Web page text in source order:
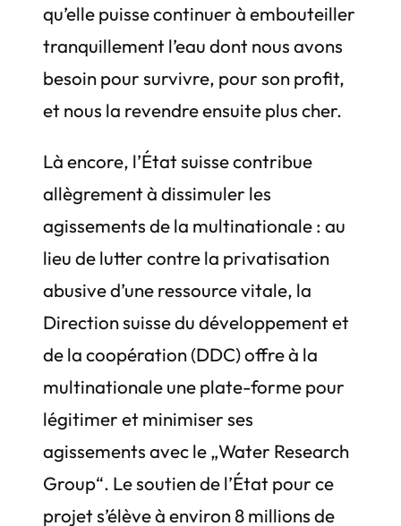
qu’elle puisse continuer à embouteiller
tranquillement l’eau dont nous avons
besoin pour survivre, pour son profit,
et nous la revendre ensuite plus cher.
Là encore, l’État suisse contribue
allègrement à dissimuler les
agissements de la multinationale : au
lieu de lutter contre la privatisation
abusive d’une ressource vitale, la
Direction suisse du développement et
de la coopération (DDC) offre à la
multinationale une plate-forme pour
légitimer et minimiser ses
agissements avec le „Water Research
Group“. Le soutien de l’État pour ce
projet s’élève à environ 8 millions de